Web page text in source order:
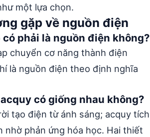
một lựa chọn.
gặp về nguồn điện
phải là nguồn điện không?
chuyển cơ năng thành điện
là nguồn điện theo định nghĩa
có giống nhau không?
tạo điện từ ánh sáng; acquy tích
nhờ phản ứng hóa học. Hai thiết